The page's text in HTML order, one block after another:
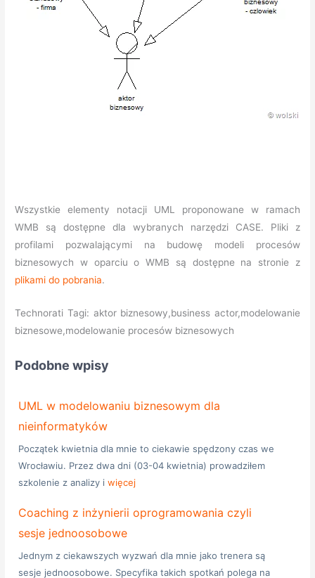
Wszystkie elementy notacji UML proponowane w ramach
WMB są dostępne dla wybranych narzędzi CASE. Pliki z
profilami pozwalającymi na budowę modeli procesów
biznesowych w oparciu o WMB są dostępne na stronie z
plikami do pobrania.
Technorati Tagi: aktor biznesowy,business actor,modelowanie
biznesowe,modelowanie procesów biznesowych
Podobne wpisy
UML w modelowaniu biznesowym dla
nieinformatyków
Początek kwietnia dla mnie to ciekawie spędzony czas we
Wrocławiu. Przez dwa dni (03-04 kwietnia) prowadziłem
szkolenie z analizy iwięcej
Coaching z inżynierii oprogramowania czyli
sesje jednoosobowe
Jednym z ciekawszych wyzwań dla mnie jako trenera są
sesje jednoosobowe. Specyfika takich spotkań polega na